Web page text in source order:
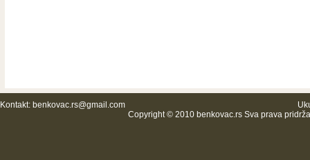
Kontakt: benkovac.rs@gmail.com
Copyright © 2010 benkovac.rs Sva prava